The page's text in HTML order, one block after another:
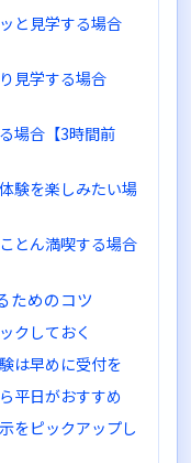
と見学する場合
見学する場合
場合【3時間前
験を楽しみたい場
とん満喫する場合
ためのコツ
クしておく
は早めに受付を
平日がおすすめ
をピックアップし